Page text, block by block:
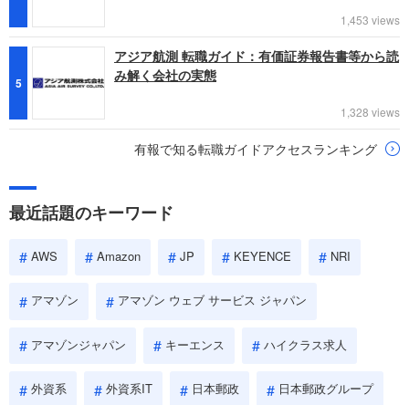
1,453 views
5
アジア航測 転職ガイド：有価証券報告書等から読
み解く会社の実態
1,328 views
有報で知る転職ガイドアクセスランキング
最近話題のキーワード
AWS Amazon JP KEYENCE NRI
アマゾン アマゾン ウェブ サービス ジャパン
アマゾンジャパン キーエンス ハイクラス求人
外資系 外資系IT 日本郵政 日本郵政グループ